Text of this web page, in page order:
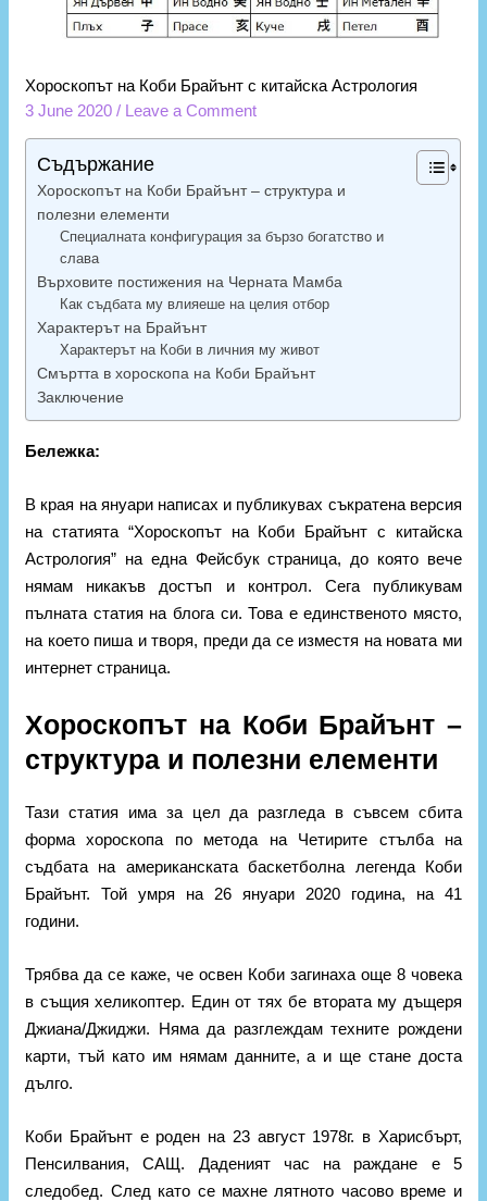
Хороскопът на Коби Брайънт с китайска Астрология
3 June 2020/ Leave a Comment
Съдържание
Хороскопът на Коби Брайънт – структура и
полезни елементи
Специалната конфигурация за бързо богатство и
слава
Върховите постижения на Черната Мамба
Как съдбата му влияеше на целия отбор
Характерът на Брайънт
Характерът на Коби в личния му живот
Смъртта в хороскопа на Коби Брайънт
Заключение
Бележка:
В края на януари написах и публикувах съкратена версия
на статията “Хороскопът на Коби Брайънт с китайска
Астрология” на една Фейсбук страница, до която вече
нямам никакъв достъп и контрол. Сега публикувам
пълната статия на блога си. Това е единственото място,
на което пиша и творя, преди да се изместя на новата ми
интернет страница.
Хороскопът на Коби Брайънт –
структура и полезни елементи
Тази статия има за цел да разгледа в съвсем сбита
форма хороскопа по метода на Четирите стълба на
съдбата на американската баскетболна легенда Коби
Брайънт. Той умря на 26 януари 2020 година, на 41
години.
Трябва да се каже, че освен Коби загинаха още 8 човека
в същия хеликоптер. Един от тях бе втората му дъщеря
Джиана/Джиджи. Няма да разглеждам техните рождени
карти, тъй като им нямам данните, а и ще стане доста
дълго.
Коби Брайънт е роден на 23 август 1978г. в Харисбърт,
Пенсилвания, САЩ. Даденият час на раждане е 5
следобед. След като се махне лятното часово време и